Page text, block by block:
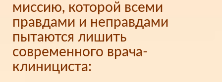
миссию, которой всеми
правдами и неправдами
пытаются лишить
современного врача-
клинициста: